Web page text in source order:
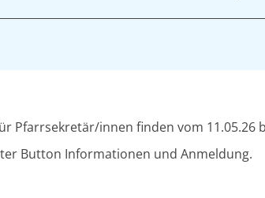
Pfarrsekretär/innen finden vom 11.05.26
Button Informationen und Anmeldung.